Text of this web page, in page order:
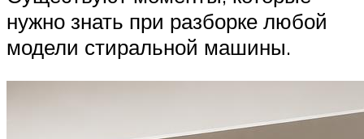
нужно знать при разборке любой
модели стиральной машины.